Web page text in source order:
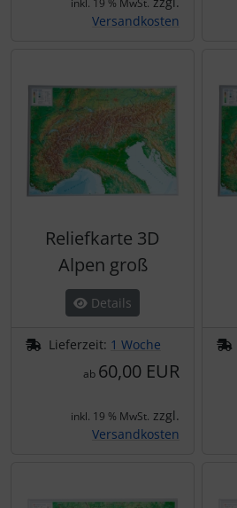
Versandkosten
Reliefkarte 3D
Alpen groß
Details
Lieferzeit: 1 Woche
ab 60,00 EUR
inkl. 19 % MwSt. zzgl.
Versandkosten
Mückenputzer
Navigation
Reifen, Schläuche und Co.
Sauerstoff, Gas und Feuer
Schläuche, Verbinder....
Schrauben, Muttern & Co.
Schutz und Pflege
Schutztaschen Interieur
Transponder